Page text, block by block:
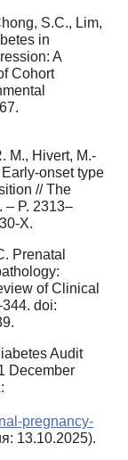
S.C., Lim,
in
A
Cohort
M., Hivert, M.-
Early-onset type
// The
– P. 2313–
X.
Prenatal
of Clinical
doi:
Audit
December
pregnancy-
13.10.2025).